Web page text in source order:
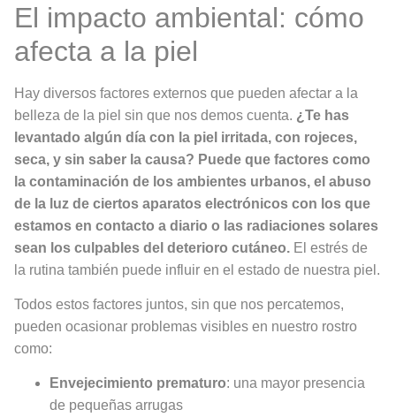
El impacto ambiental: cómo
afecta a la piel
Hay diversos factores externos que pueden afectar a la
belleza de la piel sin que nos demos cuenta. ¿Te has
levantado algún día con la piel irritada, con rojeces,
seca, y sin saber la causa? Puede que factores como
la contaminación de los ambientes urbanos, el abuso
de la luz de ciertos aparatos electrónicos con los que
estamos en contacto a diario o las radiaciones solares
sean los culpables del deterioro cutáneo. El estrés de
la rutina también puede influir en el estado de nuestra piel.
Todos estos factores juntos, sin que nos percatemos,
pueden ocasionar problemas visibles en nuestro rostro
como:
Envejecimiento prematuro: una mayor presencia
de pequeñas arrugas